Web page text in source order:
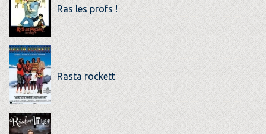
Ras les profs !
Rasta rockett